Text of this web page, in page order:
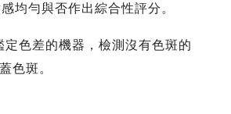
均勻與否作出綜合性評分。
色差的機器，檢測沒有色斑的
色斑。